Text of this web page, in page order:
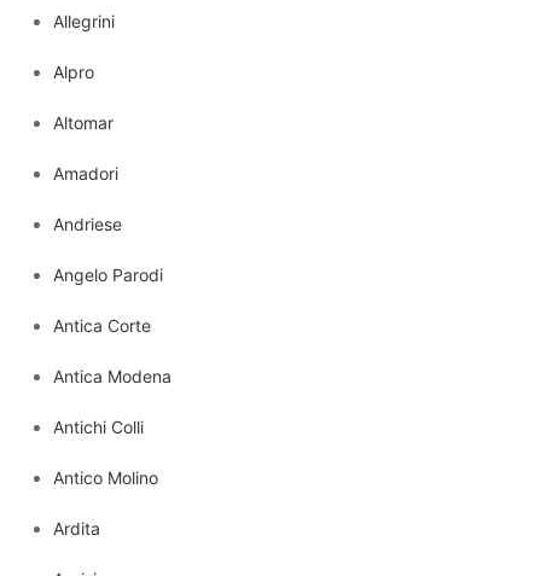
Allegrini
Alpro
Altomar
Amadori
Andriese
Angelo Parodi
Antica Corte
Antica Modena
Antichi Colli
Antico Molino
Ardita